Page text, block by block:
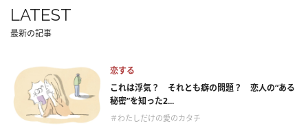
LATEST
最新の記事
恋する
これは浮気？ それとも癖の問題？ 恋人の“ある
秘密”を知った2...
＃わたしだけの愛のカタチ